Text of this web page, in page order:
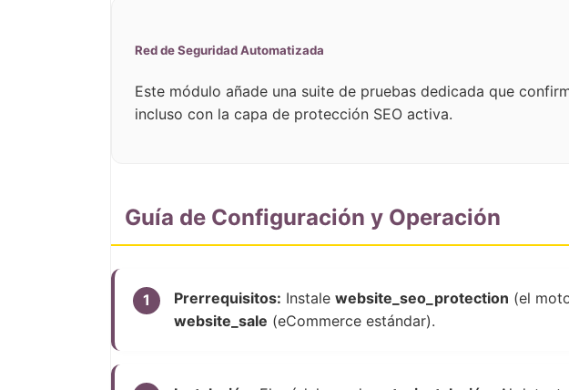
Red de Seguridad Automatizada
Este módulo añade una suite de pruebas dedicada que
incluso con la capa de protección SEO activa.
Guía de Configuración y Operación
1 Prerrequisitos: Instale website_seo_protection (el
website_sale (eCommerce estándar).